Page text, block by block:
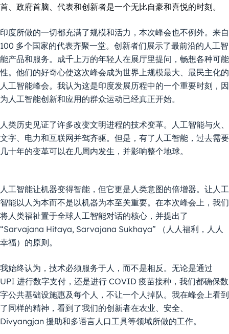
首、政府首脑、代表和创新者是一个无比自豪和喜悦的时刻。
印度所做的一切都充满了规模和活力，本次峰会也不例外。来自
100 多个国家的代表齐聚一堂。创新者们展示了最前沿的人工智
能产品和服务。成千上万的年轻人在展厅里提问，畅想各种可能
性。他们的好奇心使这次峰会成为世界上规模最大、最民主化的
人工智能峰会。我认为这是印度发展历程中的一个重要时刻，因
为人工智能创新和应用的群众运动已经真正开始。
人类历史见证了许多改变文明进程的技术变革。人工智能与火、
文字、电力和互联网并驾齐驱。但是，有了人工智能，过去需要
几十年的变革可以在几周内发生，并影响整个地球。
人工智能让机器变得智能，但它更是人类意图的倍增器。让人工
智能以人为本而不是以机器为本至关重要。在本次峰会上，我们
将人类福祉置于全球人工智能对话的核心，并提出了
“Sarvajana Hitaya, Sarvajana Sukhaya”
（人人福利，人人
幸福）的原则。
我始终认为，技术必须服务于人，而不是相反。无论是通过
UPI 进行数字支付，还是进行 COVID 疫苗接种，我们都确保数
字公共基础设施惠及每个人，不让一个人掉队。我在峰会上看到
了同样的精神，看到了我们的创新者在农业、安全、
Divyangjan 援助和多语言人口工具等领域所做的工作。